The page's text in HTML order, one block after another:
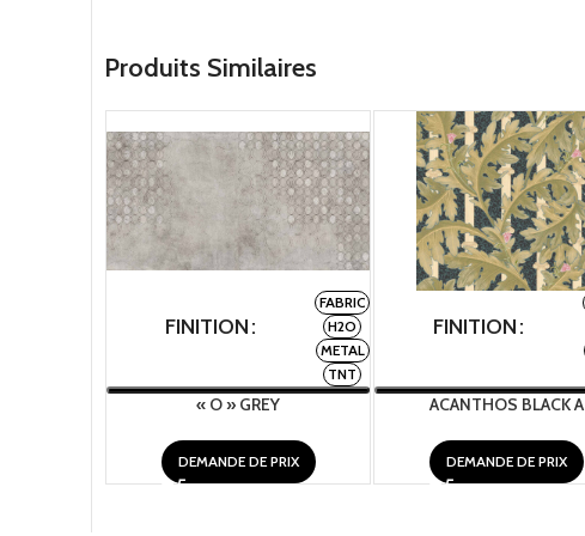
Produits Similaires
FINITION
FABRIC
H2O
METAL
TNT
« O » GREY
DEMANDE DE PRIX
FINITION
ACANTHOS BLACK A
DEMANDE DE PRIX